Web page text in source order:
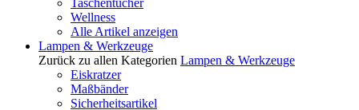
Taschentücher
Wellness
Alle Artikel anzeigen
Lampen & Werkzeuge
Zurück zu allen Kategorien Lampen & Werkzeuge
Eiskratzer
Maßbänder
Sicherheitsartikel